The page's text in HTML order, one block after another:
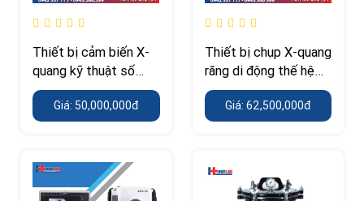
Thiết bị cảm biến X-
quang kỹ thuật số
Vatech cho phòng
khám nha khoa
Giá: 50,000,000đ
Thiết bị chụp X-quang
răng di động thế hệ
mới
Giá: 62,500,000đ